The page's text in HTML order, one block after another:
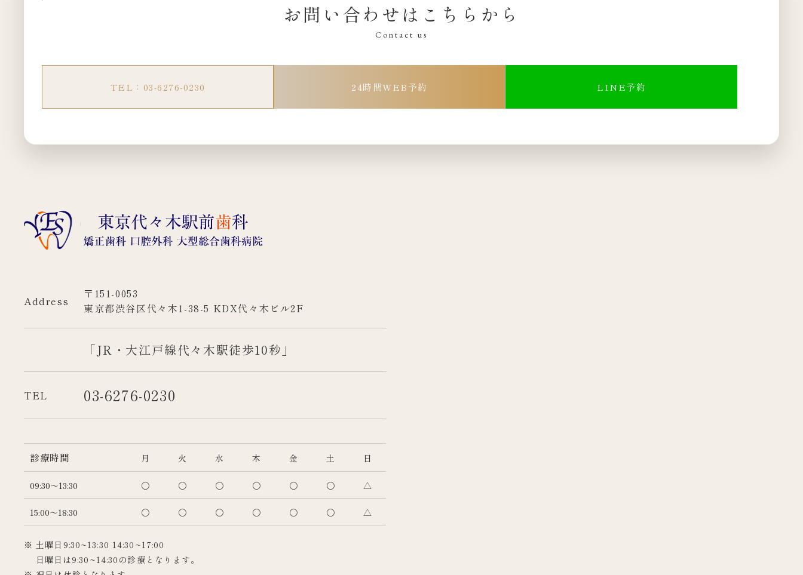
お問い合わせはこちらから
Contact us
TEL：03-6276-0230 24時間WEB予約 LINE予約
Address
〒151-0053
東京都渋谷区代々木1-38-5 KDX代々木ビル2F
「JR・大江戸線代々木駅徒歩10秒」
TEL 03-6276-0230
診療時間 月 火 水 木 金 土 日
09:30～13:30 〇 〇 〇 〇 〇 〇 △
15:00～18:30 〇 〇 〇 〇 〇 〇 △
※ 土曜日9:30~13:30 14:30~17:00
日曜日は9:30~14:30の診療となります。